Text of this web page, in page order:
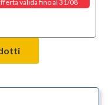
valida fino al 31/08